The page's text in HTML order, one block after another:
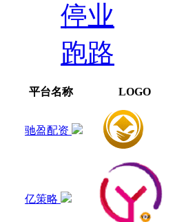
停业
跑路
平台名称 LOGO
驰盈配资
亿策略